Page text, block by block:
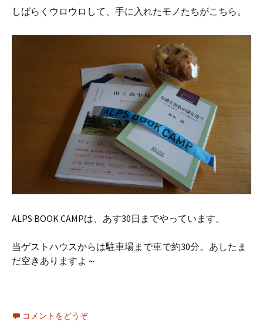
しばらくウロウロして、手に入れたモノたちがこちら。
ALPS BOOK CAMPは、あす30日までやっています。
当ゲストハウスからは駐車場まで車で約30分。あしたま
だ空きありますよ～
コメントをどうぞ